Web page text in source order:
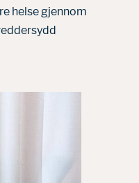
helse gjennom